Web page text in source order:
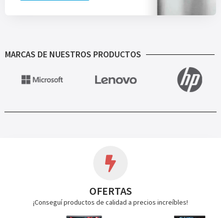
MARCAS DE NUESTROS PRODUCTOS
OFERTAS
¡Conseguí productos de calidad a precios increíbles!